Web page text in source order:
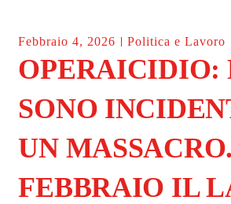
Febbraio 4, 2026 Politica e Lavoro
OPERAICIDIO:
SONO
UN
FEBBRAIO IL